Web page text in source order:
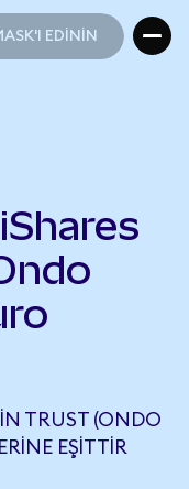
EDİNİN
TRUST (ONDO
EŞITTIR